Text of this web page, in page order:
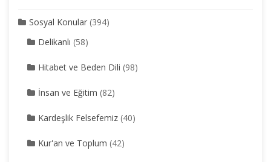
Sosyal Konular (394)
Delikanlı (58)
Hitabet ve Beden Dili (98)
İnsan ve Eğitim (82)
Kardeşlik Felsefemiz (40)
Kur'an ve Toplum (42)